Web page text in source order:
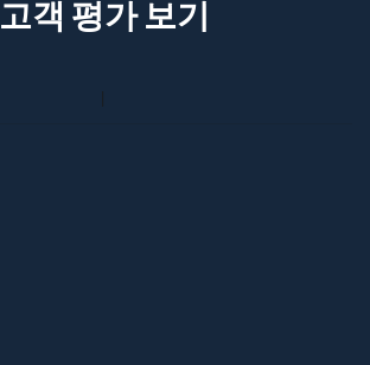
고객 평가 보기